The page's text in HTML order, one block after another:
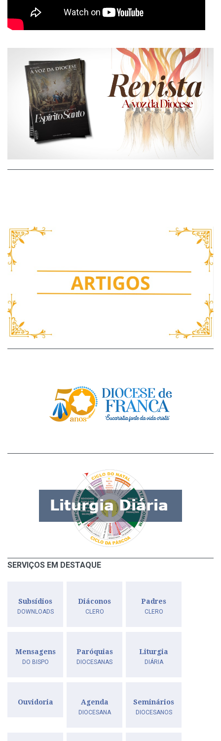
SERVIÇOS EM DESTAQUE
Subsídios
DOWNLOADS
Diáconos
CLERO
Padres
CLERO
Mensagens
DO BISPO
Paróquias
DIOCESANAS
Liturgia
DIÁRIA
Ouvidoria Agenda
DIOCESANA
Seminários
DIOCESANOS